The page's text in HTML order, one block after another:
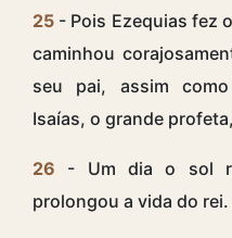
25 - Pois Ezequias fez
caminhou
seu pai, assim
Isaías, o grande
26 - Um dia o sol
prolongou a vida do rei.